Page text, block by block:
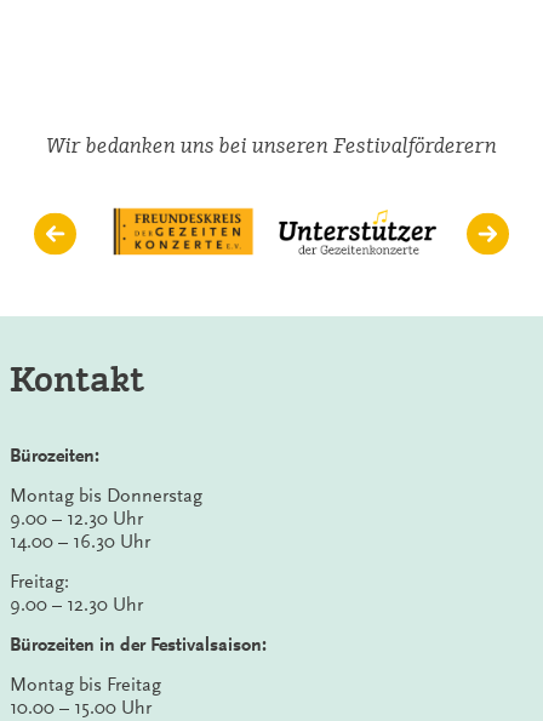
und
musikalischer
Sicht
Wir bedanken uns bei unseren Festivalförderern
Kontakt
Bürozeiten:
Montag bis Donnerstag
9.00 – 12.30 Uhr
14.00 – 16.30 Uhr
Freitag:
9.00 – 12.30 Uhr
Bürozeiten in der Festivalsaison:
Montag bis Freitag
10.00 – 15.00 Uhr